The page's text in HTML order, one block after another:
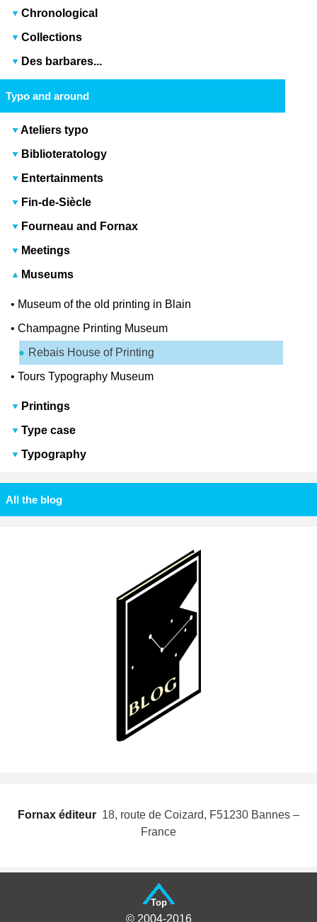
Chronological
Collections
Des barbares...
Typo and around
Ateliers typo
Biblioteratology
Entertainments
Fin-de-Siècle
Fourneau and Fornax
Meetings
Museums
• Museum of the old printing in Blain
•Champagne Printing Museum
Rebais House of Printing
•Tours Typography Museum
Printings
Type case
Typography
All the blog
Fornax éditeur  18, route de Coizard, F51230 Bannes –
France
Top
© 2004-2016